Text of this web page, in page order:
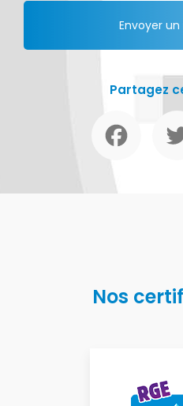
Envoyer
Partagez
Nos